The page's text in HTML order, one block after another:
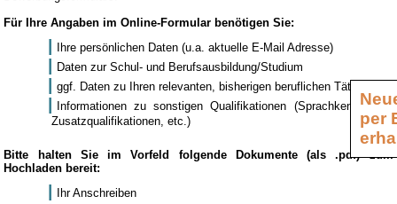
Für Ihre Angaben im Online-Formular benötigen Sie:
Ihre persönlichen Daten (u.a. aktuelle E-Mail Adresse)
Daten zur Schul- und Berufsausbildung/Studium
ggf. Daten zu Ihren relevanten, bisherigen beruflichen Tätigkeiten
Informationen zu sonstigen Qualifikationen (Sprachkenntnisse,
Zusatzqualifikationen, etc.)
Bitte halten Sie im Vorfeld folgende Dokumente (als .pdf) zum
Hochladen bereit:
Ihr Anschreiben
per